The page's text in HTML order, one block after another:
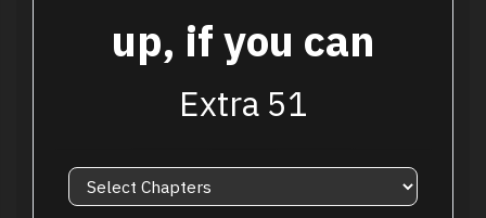
up, if you can
Extra 51